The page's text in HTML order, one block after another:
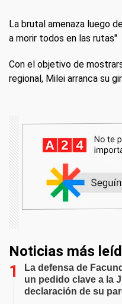
La brutal amenaza luego
a morir todos en las rutas"
Con el objetivo de
regional, Milei arranca su
Noticias más
La defensa de
un pedido clave a la
declaración de su